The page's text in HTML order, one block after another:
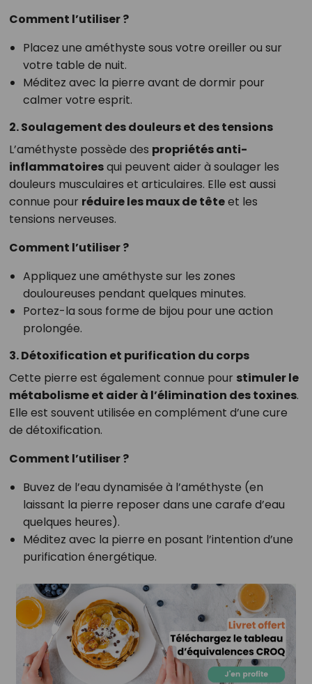
Comment l’utiliser ?
Placez une améthyste sous votre oreiller ou sur
votre table de nuit.
Méditez avec la pierre avant de dormir pour
calmer votre esprit.
2. Soulagement des douleurs et des tensions
L’améthyste possède des propriétés anti-
inflammatoiresqui peuvent aider à soulager les
douleurs musculaires et articulaires. Elle est aussi
connue pour réduire les maux de têteet les
tensions nerveuses.
Comment l’utiliser ?
Appliquez une améthyste sur les zones
douloureuses pendant quelques minutes.
Portez-la sous forme de bijou pour une action
prolongée.
3. Détoxification et purification du corps
Cette pierre est également connue pour stimuler le
métabolisme et aider à l’élimination des toxines.
Elle est souvent utilisée en complément d’une cure
de détoxification.
Comment l’utiliser ?
Buvez de l’eau dynamisée à l’améthyste (en
laissant la pierre reposer dans une carafe d’eau
quelques heures).
Méditez avec la pierre en posant l’intention d’une
purification énergétique.